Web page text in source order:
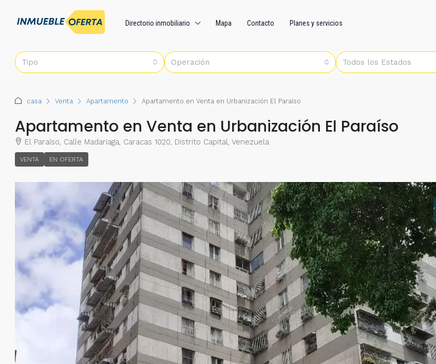
Directorio inmobiliario Mapa Contacto Planes y servicios
Tipo Operación Todos los Estados
casa Venta Apartamento Apartamento en Venta en Urbanización El Paraíso
Apartamento en Venta en Urbanización El Paraíso
El Paraíso, Calle Madariaga, Caracas 1020, Distrito Capital, Venezuela
VENTA EN OFERTA